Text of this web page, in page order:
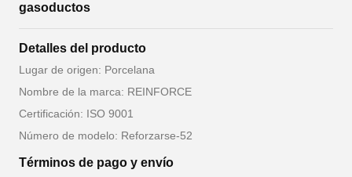
gasoductos
Detalles del producto
Lugar de origen: Porcelana
Nombre de la marca: REINFORCE
Certificación: ISO 9001
Número de modelo: Reforzarse-52
Términos de pago y envío